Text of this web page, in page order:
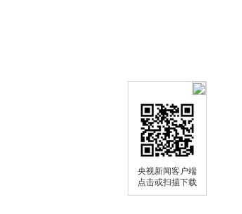
央视新闻客户端
点击或扫描下载